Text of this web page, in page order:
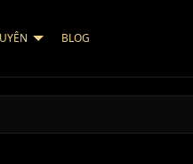
BLOG